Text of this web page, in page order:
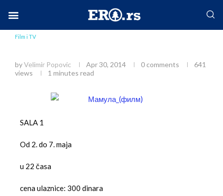
Home Film i TV
Film i TV
byVelimir Popovic Apr 30, 2014 0 comments
641
views
1 minutes read
SALA 1
Od 2. do 7. maja
u 22 časa
cena ulaznice: 300 dinara